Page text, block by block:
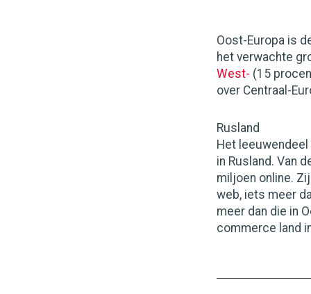
Oost-Europa is
het verwachte
West- (15
over Centraal-
Rusland
Het
in Rusland. Van
miljoen online.
web, iets meer
meer dan die in
commerce land